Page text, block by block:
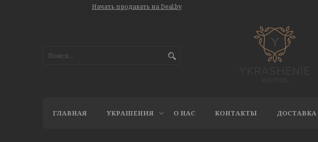
Начать продавать на Deal.by
ГЛАВНАЯ УКРАШЕНИЯ О НАС КОНТАКТЫ